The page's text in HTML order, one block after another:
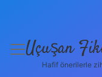
menüyü
Uçuşan
Hafif önerilerle